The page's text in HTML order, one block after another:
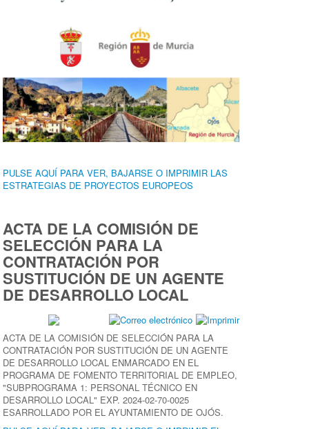
PULSE AQUÍ PARA VER, BAJARSE O IMPRIMIR LAS
ESTRATEGIAS DE PROYECTOS EUROPEOS
ACTA DE LA COMISIÓN DE
SELECCIÓN PARA LA
CONTRATACIÓN POR
SUSTITUCIÓN DE UN AGENTE
DE DESARROLLO LOCAL
ACTA DE LA COMISIÓN DE SELECCIÓN PARA LA
CONTRATACIÓN POR SUSTITUCIÓN DE UN AGENTE
DE DESARROLLO LOCAL ENMARCADO EN EL
PROGRAMA DE FOMENTO TERRITORIAL DE EMPLEO,
"SUBPROGRAMA 1: PERSONAL TÉCNICO EN
DESARROLLO LOCAL" EXP. 2024-02-70-0025
ESARROLLADO POR EL AYUNTAMIENTO DE OJÓS.